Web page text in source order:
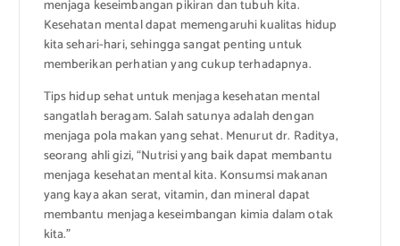
menjaga keseimbangan pikiran dan tubuh kita.
Kesehatan mental dapat memengaruhi kualitas hidup
kita sehari-hari, sehingga sangat penting untuk
memberikan perhatian yang cukup terhadapnya.
Tips hidup sehat untuk menjaga kesehatan mental
sangatlah beragam. Salah satunya adalah dengan
menjaga pola makan yang sehat. Menurut dr. Raditya,
seorang ahli gizi, “Nutrisi yang baik dapat membantu
menjaga kesehatan mental kita. Konsumsi makanan
yang kaya akan serat, vitamin, dan mineral dapat
membantu menjaga keseimbangan kimia dalam otak
kita.”